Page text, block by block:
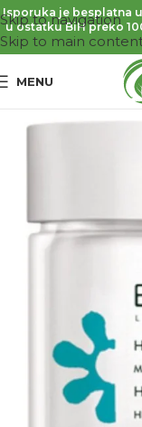
Skip to navigation
Skip to main
Isporuka je besplatna
u ostatku BiH preko
MENU